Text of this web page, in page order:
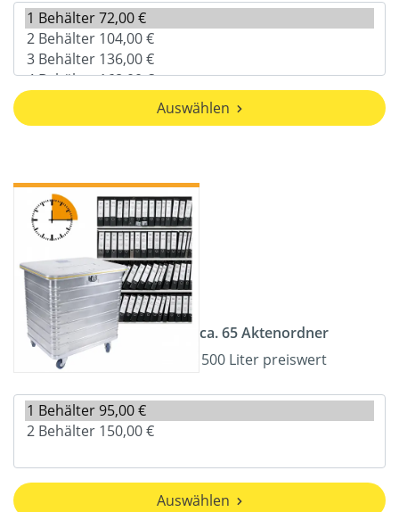
Auswählen
ca. 65 Aktenordner
500 Liter preiswert
Auswählen